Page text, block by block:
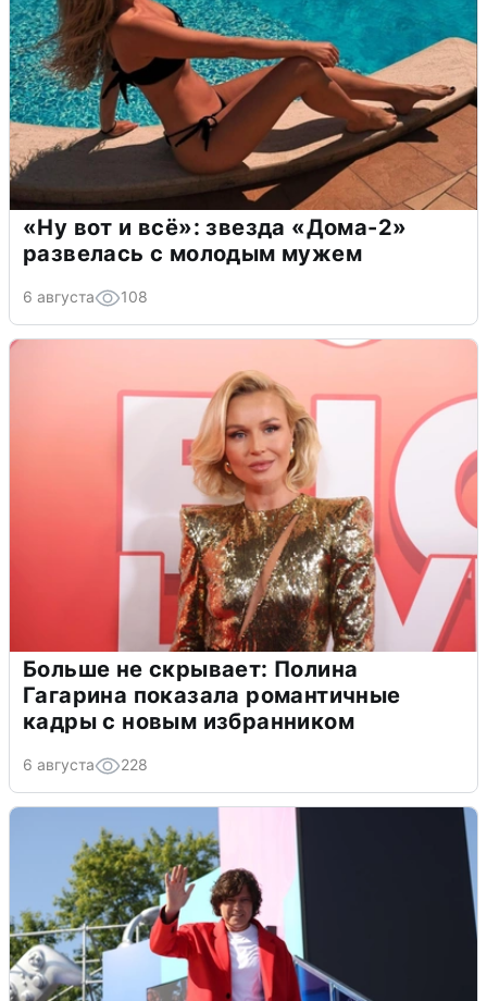
«Ну вот и всё»: звезда «Дома-2»
развелась с молодым мужем
6 августа 108
Больше не скрывает: Полина
Гагарина показала романтичные
кадры с новым избранником
6 августа 228